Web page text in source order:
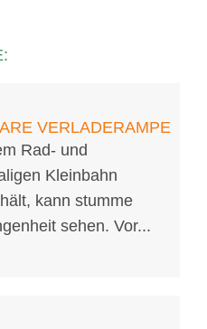
VERLADERAMPE
Rad- und
Kleinbahn
kann stumme
sehen. Vor...